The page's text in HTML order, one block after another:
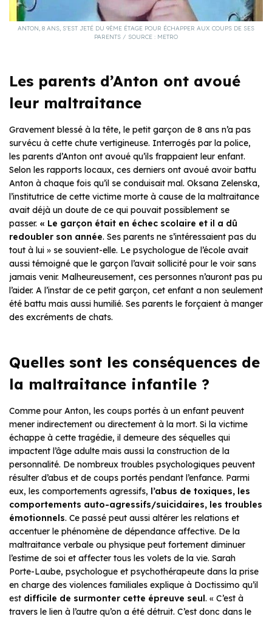
ANTON, 8 ANS, S’EST JETÉ DU 9ÈME ÉTAGE POUR ÉCHAPPER AUX COUPS DE SES
PARENTS / SOURCE : METRO
Les parents d’Anton ont avoué
leur maltraitance
Gravement blessé à la tête, le petit garçon de 8 ans n’a pas
survécu à cette chute vertigineuse. Interrogés par la police,
les parents d’Anton ont avoué qu’ils frappaient leur enfant.
Selon les rapports locaux, ces derniers ont avoué avoir battu
Anton à chaque fois qu’il se conduisait mal. Oksana Zelenska,
l’institutrice de cette victime morte à cause de la maltraitance
avait déjà un doute de ce qui pouvait possiblement se
passer. « Le garçon était en échec scolaire et il a dû
redoubler son année. Ses parents ne s’intéressaient pas du
tout à lui » se souvient-elle. Le psychologue de l’école avait
aussi témoigné que le garçon l’avait sollicité pour le voir sans
jamais venir. Malheureusement, ces personnes n’auront pas pu
l’aider. A l’instar de ce petit garçon, cet enfant a non seulement
été battu mais aussi humilié. Ses parents le forçaient à manger
des excréments de chats.
Quelles sont les conséquences de
la maltraitance infantile ?
Comme pour Anton, les coups portés à un enfant peuvent
mener indirectement ou directement à la mort. Si la victime
échappe à cette tragédie, il demeure des séquelles qui
impactent l’âge adulte mais aussi la construction de la
personnalité. De nombreux troubles psychologiques peuvent
résulter d’abus et de coups portés pendant l’enfance. Parmi
eux, les comportements agressifs, l’abus de toxiques, les
comportements auto-agressifs/suicidaires, les troubles
émotionnels. Ce passé peut aussi altérer les relations et
accentuer le phénomène de dépendance affective. De la
maltraitance verbale ou physique peut fortement diminuer
l’estime de soi et affecter tous les volets de la vie. Sarah
Porte-Laube, psychologue et psychothérapeute dans la prise
en charge des violences familiales explique à Doctissimo qu’il
est difficile de surmonter cette épreuve seul. « C’est à
travers le lien à l’autre qu’on a été détruit. C’est donc dans le